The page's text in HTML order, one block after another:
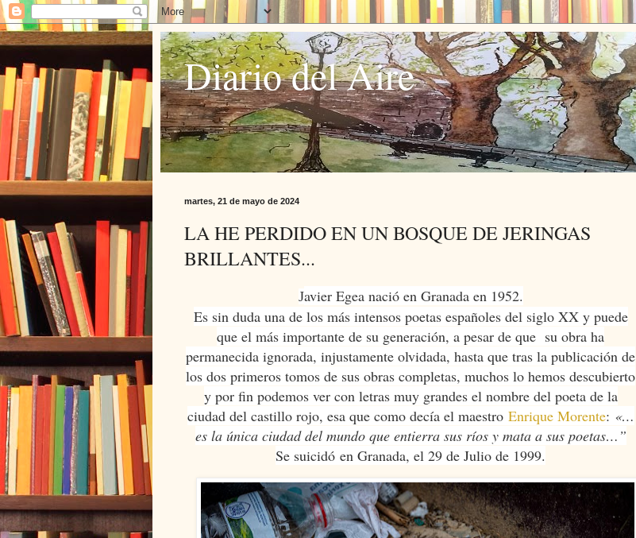
Diario del Aire
martes, 21 de mayo de 2024
LA HE PERDIDO EN UN BOSQUE DE JERINGAS
BRILLANTES...
Javier Egea nació en Granada en 1952.
Es sin duda una de los más intensos poetas españoles del siglo XX y puede
que el más importante de su generación, a pesar de que su obra ha
permanecida ignorada, injustamente olvidada, hasta que tras la publicación de
los dos primeros tomos de sus obras completas, muchos lo hemos descubierto
y por fin podemos ver con letras muy grandes el nombre del poeta de la
ciudad del castillo rojo, esa que como decía el maestro Enrique Morente: «…
es la única ciudad del mundo que entierra sus ríos y mata a sus poetas…”
Se suicidó en Granada, el 29 de Julio de 1999.